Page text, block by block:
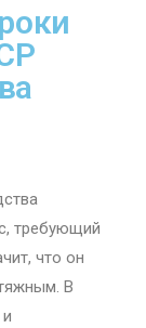
требующий
что он
В